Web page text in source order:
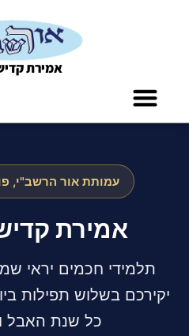
אמירת
עמותת אור הרשב"י, פועלת
אמירת
תלמידי חכמים יראי
יקירכם בשלוש תפילות
כל שנת האבל